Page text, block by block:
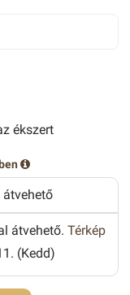
ékszert
átvehető
átvehető. Térkép
(Kedd)